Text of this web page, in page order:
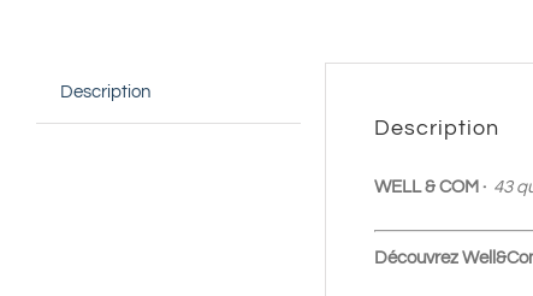
Description
Description
WELL & COM · 43
Découvrez